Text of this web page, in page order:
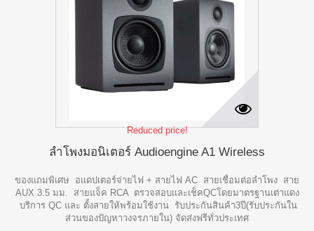
Reduced price!
ลำโพงมอนิเตอร์ Audioengine A1 Wireless
ของแถมพิเศษ อแดปเตอร์จ่ายไฟ + สายไฟ AC สายเชื่อมต่อลำโพง สาย
AUX 3.5 มม. สายแจ็ค RCA ตรวจสอบและเช็คQCโดยมาตรฐานเต่าแดง
บริการ QC และ ตั้งสายให้พร้อมใช้งาน รับประกันสินค้า3ปี(รับประกันใน
ส่วนของปัญหาวงจรภายใน) จัดส่งฟรีทั่วประเทศ